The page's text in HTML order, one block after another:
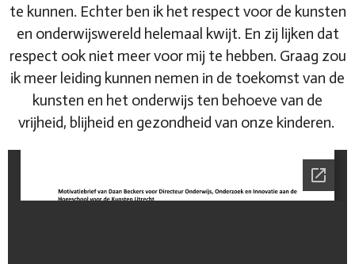
te kunnen. Echter ben ik het respect voor de kunsten
en onderwijswereld helemaal kwijt. En zij lijken dat
respect ook niet meer voor mij te hebben. Graag zou
ik meer leiding kunnen nemen in de toekomst van de
kunsten en het onderwijs ten behoeve van de
vrijheid, blijheid en gezondheid van onze kinderen.